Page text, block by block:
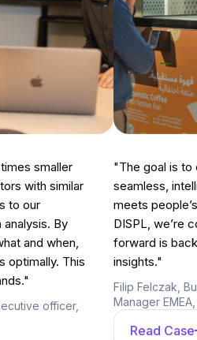
smaller
with similar
to our
By
and when,
optimally. This
officer,
"The goal is to
seamless,
meets
DISPL, we’re
forward is
insights."
Filip Felczak,
Manager
Read Case